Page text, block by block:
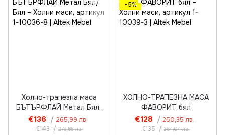
Холно-трапезна маса
БЪТЪРФЛАЙ Метал Бял/
Бял
€136 / 265,99 лв.
€143 / 279,68 лв.
−5%
ХОЛНО-ТРАПЕЗНА МАСА
ФАВОРИТ бял
€128 / 250,35 лв.
€135 / 264,04 лв.